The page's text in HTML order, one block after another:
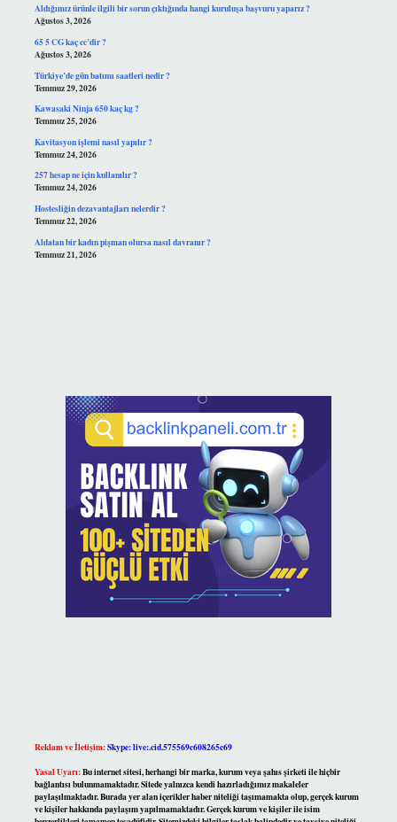
Aldığımız ürünle ilgili bir sorun çıktığında hangi kuruluşa başvuru yaparız ?
Ağustos 3, 2026
65 5 CG kaç cc’dir ?
Ağustos 3, 2026
Türkiye’de gün batımı saatleri nedir ?
Temmuz 29, 2026
Kawasaki Ninja 650 kaç kg ?
Temmuz 25, 2026
Kavitasyon işlemi nasıl yapılır ?
Temmuz 24, 2026
257 hesap ne için kullanılır ?
Temmuz 24, 2026
Hostesliğin dezavantajları nelerdir ?
Temmuz 22, 2026
Aldatan bir kadın pişman olursa nasıl davranır ?
Temmuz 21, 2026
Reklam ve İletişim:Skype: live:.cid.575569c608265c69
Yasal Uyarı:Bu internet sitesi, herhangi bir marka, kurum veya şahıs şirketi ile hiçbir
bağlantısı bulunmamaktadır. Sitede yalnızca kendi hazırladığımız makaleler
paylaşılmaktadır. Burada yer alan içerikler haber niteliği taşımamakta olup, gerçek kurum
ve kişiler hakkında paylaşım yapılmamaktadır. Gerçek kurum ve kişiler ile isim